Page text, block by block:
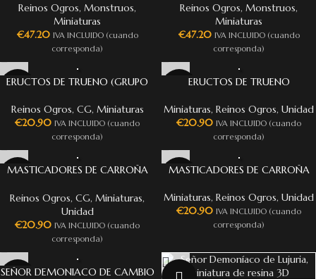
Reinos Ogros, Monstruos,
Miniaturas
€47.20 IVA INCLUIDO (cuando
corresponda)
Reinos Ogros, Monstruos,
Miniaturas
€47.20 IVA INCLUIDO (cuando
corresponda)
ERUCTOS DE TRUENO (GRUPO
Reinos Ogros, CG, Miniaturas
€20.90 IVA INCLUIDO (cuando
corresponda)
ERUCTOS DE TRUENO
Miniaturas, Reinos Ogros, Unidad
€20.90 IVA INCLUIDO (cuando
corresponda)
MASTICADORES DE CARROÑA
Reinos Ogros, CG, Miniaturas,
Unidad
€20.90 IVA INCLUIDO (cuando
corresponda)
MASTICADORES DE CARROÑA
Miniaturas, Reinos Ogros, Unidad
€20.90 IVA INCLUIDO (cuando
corresponda)
SEÑOR DEMONIACO DE CAMBIO